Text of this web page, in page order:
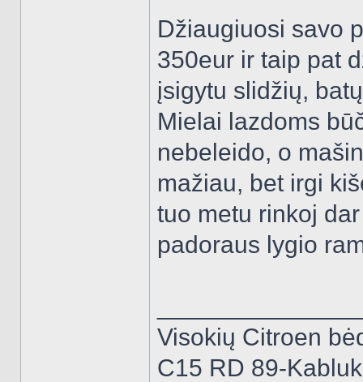
Džiaugiuosi savo
350eur ir taip pat
įsigytu slidžių,
Mielai lazdoms
nebeleido, o
mažiau, bet irgi
tuo metu rinkoj
padoraus lygio
Visokių Citroen
C15 RD 89-